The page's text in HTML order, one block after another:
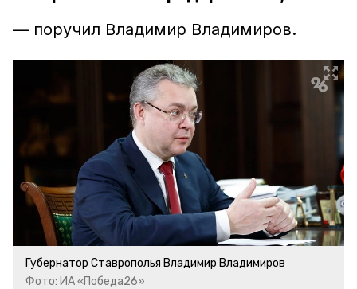
— поручил Владимир Владимиров.
Губернатор Ставрополья Владимир Владимиров
Фото: ИА «Победа26»